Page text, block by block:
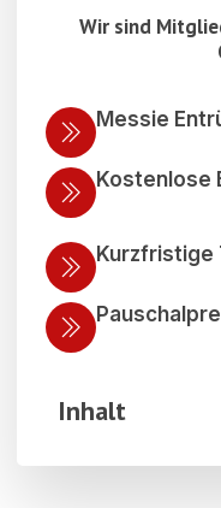
Wir sind
Messie
Kostenlose
Kurzfristige
Inhalt